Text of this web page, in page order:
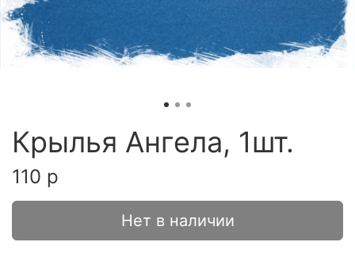
Крылья Ангела, 1шт.
110 р
Нет в наличии